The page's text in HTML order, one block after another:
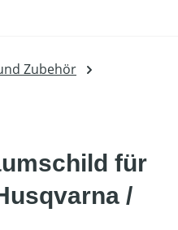
Zubehör
für
/